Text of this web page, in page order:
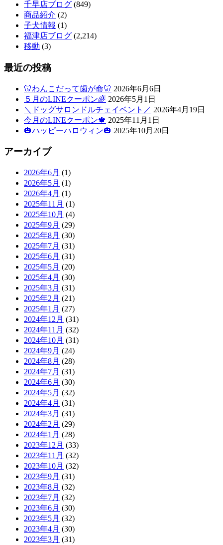
千早店ブログ (849)
商品紹介 (2)
子犬情報 (1)
福津店ブログ (2,214)
移動 (3)
最近の投稿
🦷わんこだって歯が命🦷 2026年6月6日
５月のLINEクーポン🌈 2026年5月1日
＼ドッグサロンドルチェイベント／ 2026年4月19日
今月のLINEクーポン🍁 2025年11月1日
🎃ハッピーハロウィン🎃 2025年10月20日
アーカイブ
2026年6月 (1)
2026年5月 (1)
2026年4月 (1)
2025年11月 (1)
2025年10月 (4)
2025年9月 (29)
2025年8月 (30)
2025年7月 (31)
2025年6月 (31)
2025年5月 (20)
2025年4月 (30)
2025年3月 (31)
2025年2月 (21)
2025年1月 (27)
2024年12月 (31)
2024年11月 (32)
2024年10月 (31)
2024年9月 (24)
2024年8月 (28)
2024年7月 (31)
2024年6月 (30)
2024年5月 (32)
2024年4月 (31)
2024年3月 (31)
2024年2月 (29)
2024年1月 (28)
2023年12月 (33)
2023年11月 (32)
2023年10月 (32)
2023年9月 (31)
2023年8月 (32)
2023年7月 (32)
2023年6月 (30)
2023年5月 (32)
2023年4月 (30)
2023年3月 (31)